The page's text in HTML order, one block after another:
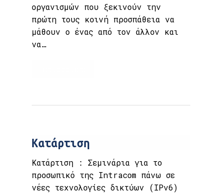
οργανισμών που ξεκινούν την
πρώτη τους κοινή προσπάθεια να
μάθουν ο ένας από τον άλλον και
να…
Κατάρτιση
Κατάρτιση : Σεμινάρια για το
προσωπικό της Intracom πάνω σε
νέες τεχνολογίες δικτύων (IPv6)